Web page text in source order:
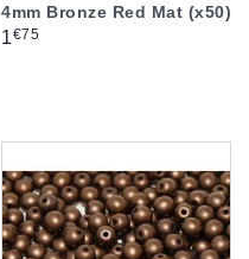
4mm Bronze Red Mat (x50)
Prix
1€75